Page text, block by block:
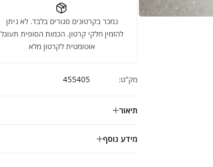
נמכר בקרטונים סגורים בלבד. לא ניתן
להזמין חלקי קרטון. הכמות הסופית תעוגל
אוטומטית לקרטון מלא
מק"ט: 455405
תיאור
מידע נוסף